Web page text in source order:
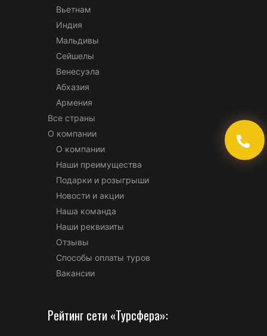
Вьетнам
Индия
Мальдивы
Сейшелы
Венесуэла
Абхазия
Армения
Все страны
О компании
О компании
Наши преимущества
Подарки и розыгрыши
Новости и акции
Наша команда
Наши реквизиты
Отзывы
Способы оплаты туров
Вакансии
Рейтинг сети «Турсфера»: